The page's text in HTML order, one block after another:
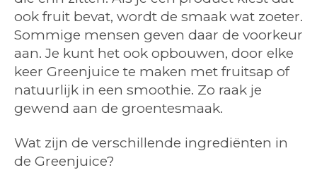
ook fruit bevat, wordt de smaak wat zoeter.
Sommige mensen geven daar de voorkeur
aan. Je kunt het ook opbouwen, door elke
keer Greenjuice te maken met fruitsap of
natuurlijk in een smoothie. Zo raak je
gewend aan de groentesmaak.
Wat zijn de verschillende ingrediënten in
de Greenjuice?